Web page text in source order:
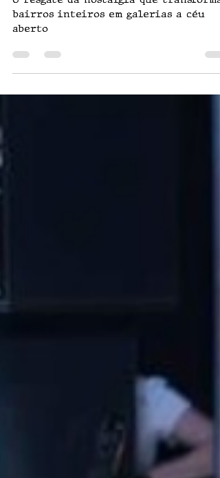
Mosaicos, pintura nas ruas
tradição voltou?
bairros inteiros em galerias a céu